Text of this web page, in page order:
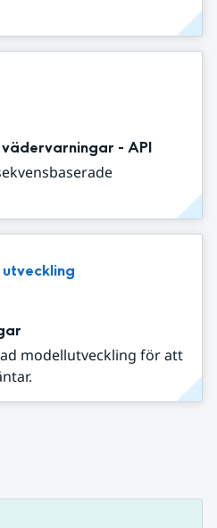
- API
utveckling
modellutveckling för att